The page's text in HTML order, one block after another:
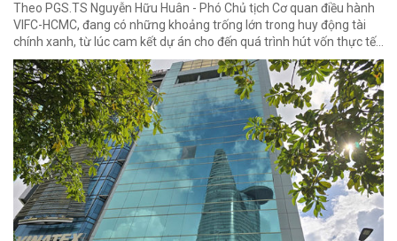
Theo PGS.TS Nguyễn Hữu Huân - Phó Chủ tịch Cơ quan điều hành
VIFC-HCMC, đang có những khoảng trống lớn trong huy động tài
chính xanh, từ lúc cam kết dự án cho đến quá trình hút vốn thực tế...